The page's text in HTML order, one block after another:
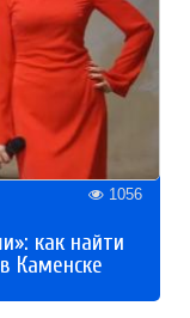
1056
как найти
Каменске